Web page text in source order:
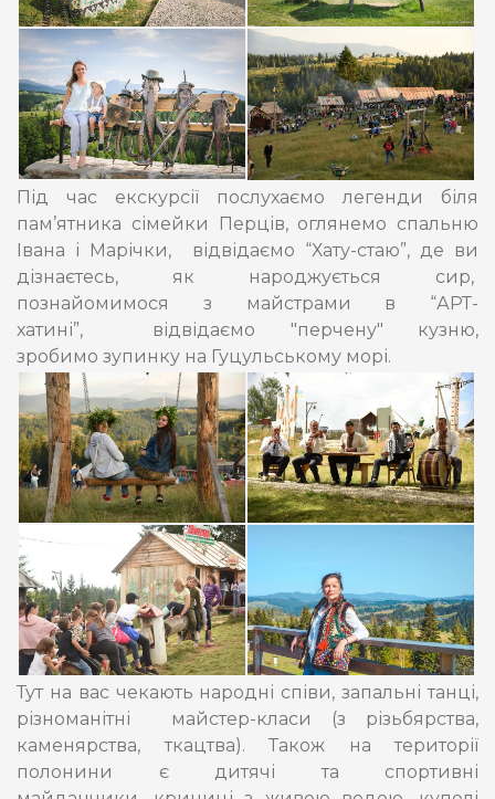
Під час екскурсії послухаємо легенди біля
пам’ятника сімейки Перців, оглянемо спальню
Івана і Марічки, відвідаємо “Хату-стаю”, де ви
дізнаєтесь, як народжується сир,
познайомимося з майстрами в “АРТ-
хатині”, відвідаємо "перчену" кузню,
зробимо зупинку на Гуцульському морі.
Тут на вас чекають народні співи, запальні танці,
різноманітні майстер-класи (з різьбярства,
каменярства, ткацтва). Також на території
полонини є дитячі та спортивні